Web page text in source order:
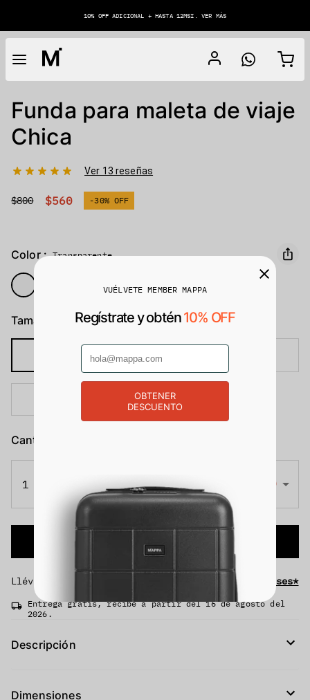
10% OFF ADICIONAL + HASTA 12MSI. VER MÁS
Funda para maleta de viaje
Chica
Ver 13 reseñas
$800 $560 -30% OFF
Color : Transparente
Tamaño
Cabina
Cantidad
1 unidad $560
Llévate tus productos hasta 12 meses sin intereses*
Entrega gratis, recibe a partir del 16 de agosto del
2026.
Descripción
Dimensiones
VUÉLVETE MEMBER MAPPA
Regístrate y obtén10% OFF
OBTENER
DESCUENTO